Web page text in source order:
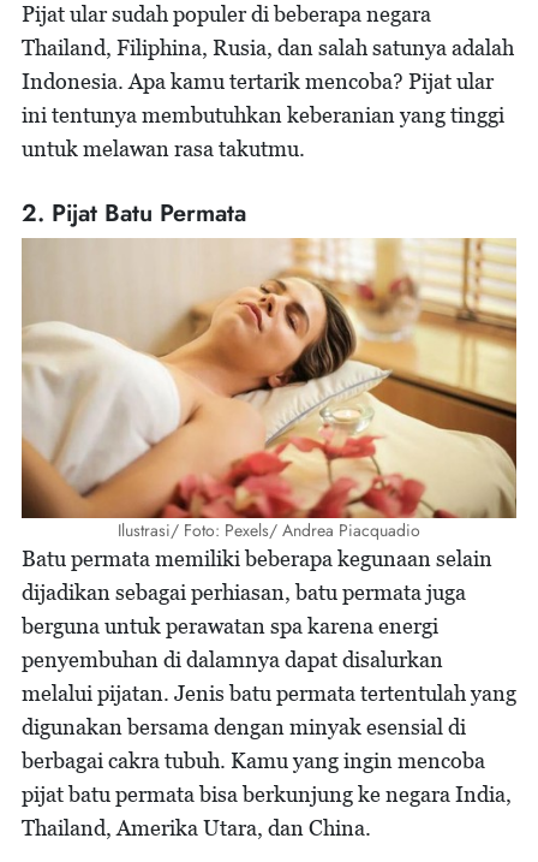
Pijat ular sudah populer di beberapa negara
Thailand, Filiphina, Rusia, dan salah satunya adalah
Indonesia. Apa kamu tertarik mencoba? Pijat ular
ini tentunya membutuhkan keberanian yang tinggi
untuk melawan rasa takutmu.
2. Pijat Batu Permata
Ilustrasi/ Foto: Pexels/ Andrea Piacquadio
Batu permata memiliki beberapa kegunaan selain
dijadikan sebagai perhiasan, batu permata juga
berguna untuk perawatan spa karena energi
penyembuhan di dalamnya dapat disalurkan
melalui pijatan. Jenis batu permata tertentulah yang
digunakan bersama dengan minyak esensial di
berbagai cakra tubuh. Kamu yang ingin mencoba
pijat batu permata bisa berkunjung ke negara India,
Thailand, Amerika Utara, dan China.